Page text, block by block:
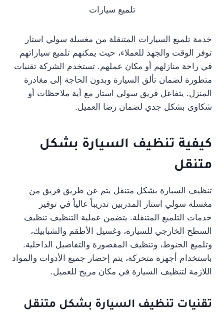
تلميع سيارات
خدمة تلميع السيارات المتنقلة من مغسلة سولي استار
توفر الوقت والجهد للعملاء، حيث يمكنهم تلميع سياراتهم
في راحة منازلهم أو مكان عملهم. تستخدم الشركة تقنيات
متطورة لضمان تألق السيارة وبدون الحاجة إلى مغادرة
المنزل. يتفاعل فريق سولي استار مع أية ملاحظات أو
شكاوى بشكل جدي لضمان رضا العميل.
كيفية تنظيف السيارة بشكل
متنقل
تنظيف السيارة بشكل متنقل يتم عن طريق فريق من
مغسلة سولي استار المدربين تدريباً عالياً في توفير
خدمات التلميع المتنقلة. يتضمن عملية التنظيف تنظيف
السطح الخارجي للسيارة، وغسيل الأطقم والشبابيك،
وتلميع الجنوط، وتنظيف المقصورة والتفاصيل الداخلية.
باستخدام أجهزة متحركة، يتم إحضار جميع الأدوات والمواد
اللازمة لتنظيف السيارة في مكان مريح للعميل.
تقنيات تنظيف السيارة بشكل متنقل